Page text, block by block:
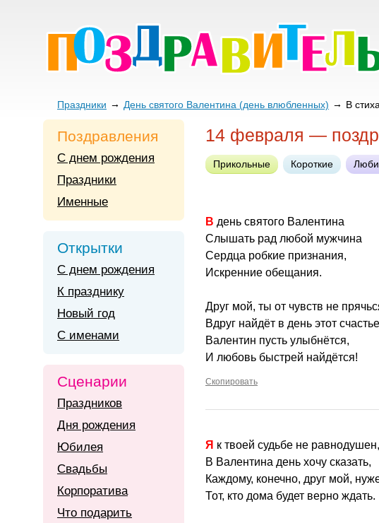
Праздники День святого Валентина (день влюбленных) В
14 февраля —
Прикольные Короткие
В день святого Валентина
Слышать рад любой мужчина
Сердца робкие признания,
Искренние обещания.
Друг мой, ты от чувств не
Вдруг найдёт в день этот
Валентин пусть улыбнётся,
И любовь быстрей найдётся!
Скопировать
Я к твоей судьбе не равнодушен,
В Валентина день хочу сказать,
Каждому, конечно, друг мой,
Тот, кто дома будет верно ждать.
Поздравления
С днем рождения
Праздники
Именные
Открытки
С днем рождения
К празднику
Новый год
С именами
Сценарии
Праздников
Дня рождения
Юбилея
Свадьбы
Корпоратива
Что подарить